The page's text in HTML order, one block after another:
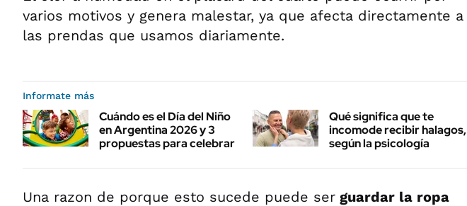
varios motivos y genera malestar, ya que afecta directamente a
las prendas que usamos diariamente.
Informate más
Cuándo es el Día del Niño
en Argentina 2026 y 3
propuestas para celebrar
Qué significa que te
incomode recibir halagos,
según la psicología
Una razon de porque esto sucede puede ser guardar la ropa